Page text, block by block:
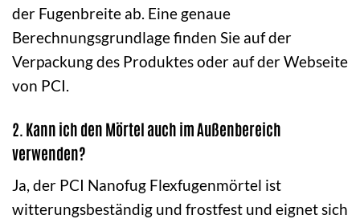
der Fugenbreite ab. Eine genaue
Berechnungsgrundlage finden Sie auf der
Verpackung des Produktes oder auf der Webseite
von PCI.
2. Kann ich den Mörtel auch im Außenbereich
verwenden?
Ja, der PCI Nanofug Flexfugenmörtel ist
witterungsbeständig und frostfest und eignet sich